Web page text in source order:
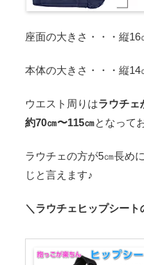
座面の大きさ・・・縦16
本体の大きさ・・・縦14
ウエスト周りはラウチェ
約70㎝〜115㎝となって
ラウチェの方が5㎝長め
じと言えます♪
＼ラウチェヒップシー